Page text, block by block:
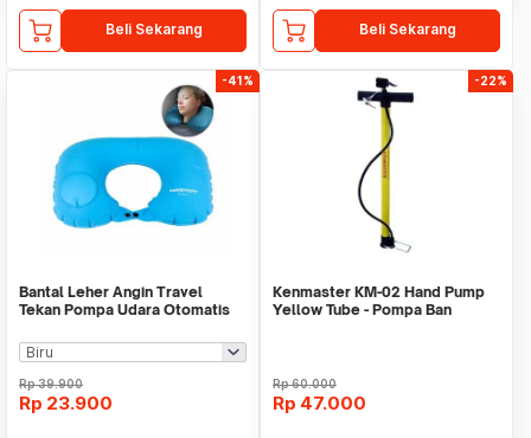
Beli Sekarang Beli Sekarang
-41%
Bantal Leher Angin Travel
Tekan Pompa Udara Otomatis
Rp39.900
Rp 23.900
-22%
Kenmaster KM-02 Hand Pump
Yellow Tube - Pompa Ban
Rp60.000
Rp 47.000